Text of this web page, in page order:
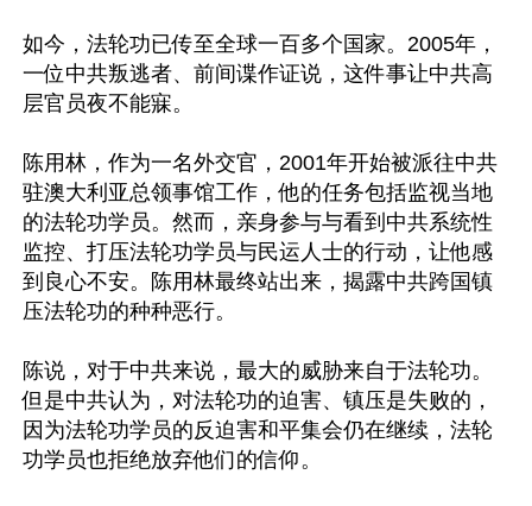
如今，法轮功已传至全球一百多个国家。2005年，
一位中共叛逃者、前间谍作证说，这件事让中共高
层官员夜不能寐。
陈用林，作为一名外交官，2001年开始被派往中共
驻澳大利亚总领事馆工作，他的任务包括监视当地
的法轮功学员。然而，亲身参与与看到中共系统性
监控、打压法轮功学员与民运人士的行动，让他感
到良心不安。陈用林最终站出来，揭露中共跨国镇
压法轮功的种种恶行。
陈说，对于中共来说，最大的威胁来自于法轮功。
但是中共认为，对法轮功的迫害、镇压是失败的，
因为法轮功学员的反迫害和平集会仍在继续，法轮
功学员也拒绝放弃他们的信仰。